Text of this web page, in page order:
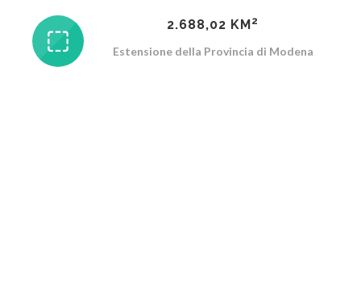
2.688,02 KM2
Estensione della Provincia di Modena